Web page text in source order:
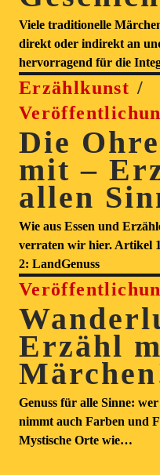
Viele traditionelle
direkt oder indirekt an
hervorragend für die
Erzählkunst
Die
mit –
allen
Wie aus Essen und
verraten wir hier. Artikel
2: LandGenuss
Erzähl
Genuss für alle Sinne:
nimmt auch Farben und
Mystische Orte wie…